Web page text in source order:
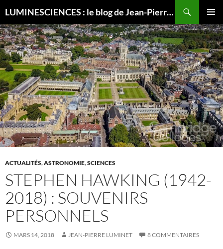
LUMINESCIENCES : le blog de Jean-Pierre LUMINET, astrophysicien
MENU
AU
CONTENU
ACTUALITÉS,ASTRONOMIE,SCIENCES
STEPHEN HAWKING (1942-
2018) : SOUVENIRS
PERSONNELS
MARS 14, 2018 JEAN-PIERRE LUMINET 8 COMMENTAIRES